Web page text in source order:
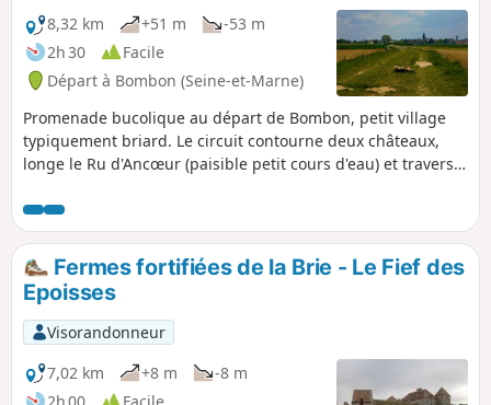
des plus hautes autorités politiques, le Président de la
République, Raymond Poincaré, Clemenceau […], Painlevé,
ancien Ministre de la Guerre et ancien Président du Conseil.
Le Général Weygand […] l'assistait ».
8,32 km
+51 m
-53 m
2h 30
Facile
Départ à Bombon (Seine-et-Marne)
Promenade bucolique au départ de Bombon, petit village
typiquement briard. Le circuit contourne deux châteaux,
longe le Ru d'Ancœur (paisible petit cours d'eau) et traverse
mais le passage qui longe la rivière peut s'avérer boueux en
hiver. Attention aux périodes de chasse également.
Fermes fortifiées de la Brie - Le Fief des
Epoisses
Visorandonneur
7,02 km
+8 m
-8 m
2h 00
Facile